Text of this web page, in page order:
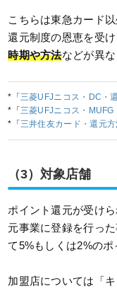
こちらは東急カード
還元制度の恩恵を受
時期や方法などが異
*「三菱UFJニコス・DC・
*「三菱UFJニコス・
*「三井住友カード・還元
（3）対象店舗
ポイント還元が受け
元事業に登録を行っ
て5%もしくは2%のポ
加盟店については「